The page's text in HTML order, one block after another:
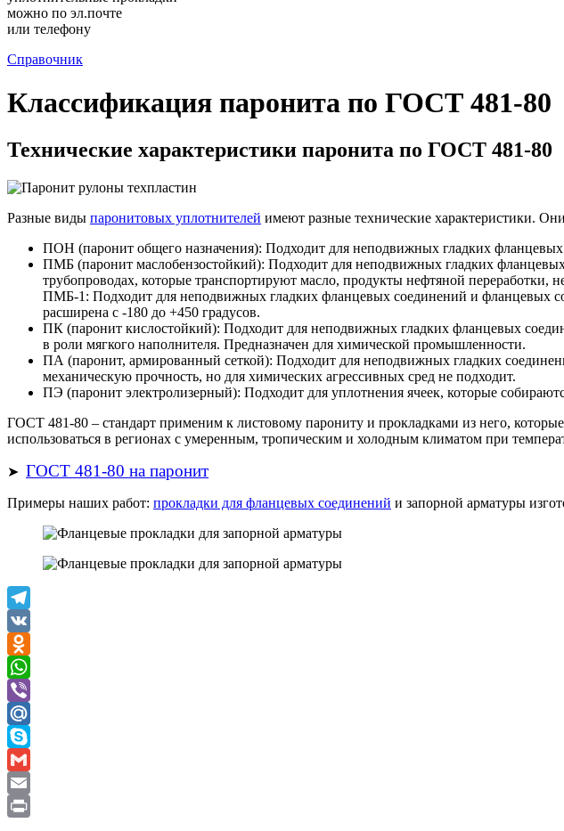
можно по эл.почте
или телефону
Справочник
Классификация паронита по ГОСТ 481-80
Технические характеристики паронита по ГОСТ 481-80
Разные виды паронитовых уплотнителей имеют разные технические характеристики.
ПОН (паронит общего назначения): Подходит для неподвижных гладких
ПМБ (паронит маслобензостойкий): Подходит для неподвижных гладких
трубопроводах, которые транспортируют масло, продукты нефтяной переработки,
ПМБ-1: Подходит для неподвижных гладких фланцевых соединений и фланцевых
расширена с -180 до +450 градусов.
ПК (паронит кислостойкий): Подходит для неподвижных гладких фланцевых
в роли мягкого наполнителя. Предназначен для химической промышленности.
ПА (паронит, армированный сеткой): Подходит для неподвижных гладких
механическую прочность, но для химических агрессивных сред не подходит.
ПЭ (паронит электролизерный): Подходит для уплотнения ячеек, которые
ГОСТ 481-80 – стандарт применим к листовому парониту и прокладками из него,
использоваться в регионах с умеренным, тропическим и холодным климатом при
➤ ГОСТ 481-80 на паронит
Примеры наших работ: прокладки для фланцевых соединений и запорной арматуры
Telegram
VK
Odnoklassniki
WhatsApp
Viber
Mail.Ru
Skype
Gmail
Email